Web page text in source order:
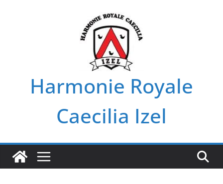
Harmonie Royale
Caecilia Izel